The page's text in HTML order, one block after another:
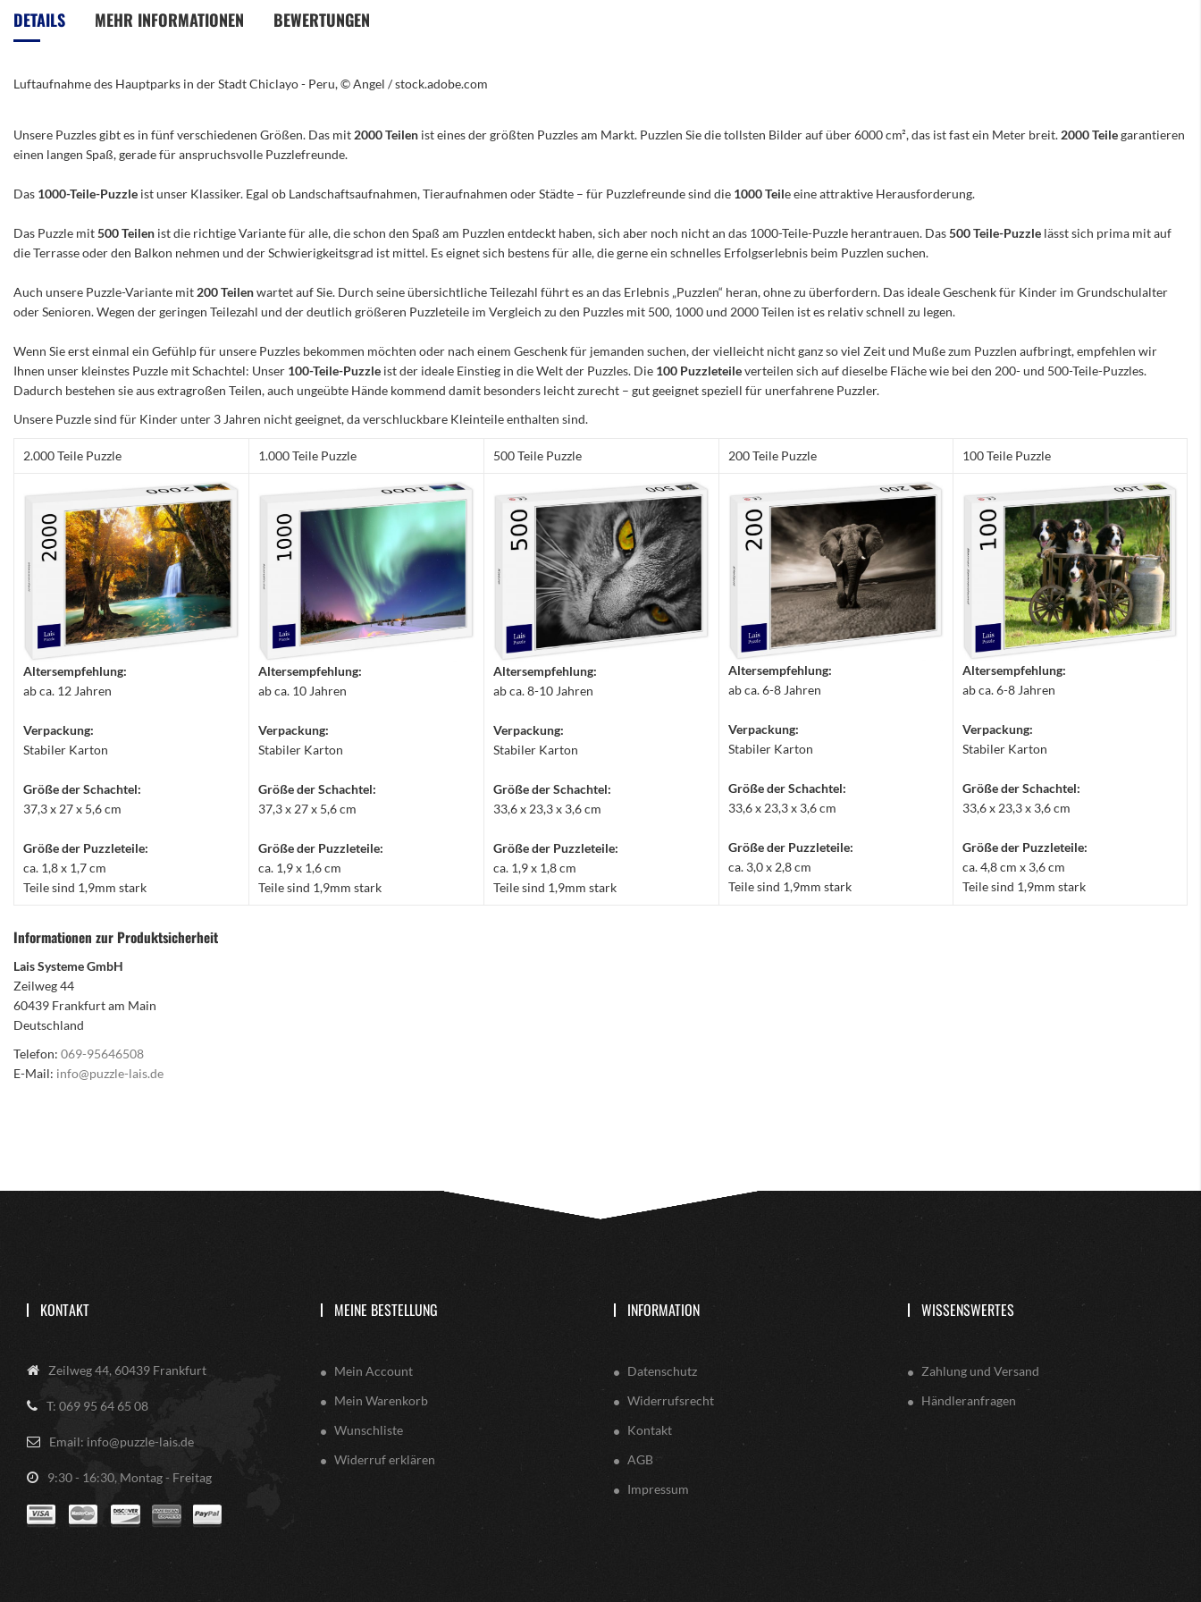
Bildergalerie
springen
DETAILS
Luftaufnahme des Hauptparks in der Stadt Chiclayo - Peru, © Angel / stock.adobe.com
MEHR INFORMATIONEN BEWERTUNGEN
Unsere Puzzles gibt es in fünf verschiedenen Größen. Das mit 2000 Teilen ist eines der größten Puzzles am Markt. Puzzlen Sie die tollsten Bilder auf über 6000 cm², das ist fast ein Meter breit. 2000 Teilegarantieren
einen langen Spaß, gerade für anspruchsvolle Puzzlefreunde.
Das 1000-Teile-Puzzle ist unser Klassiker. Egal ob Landschaftsaufnahmen, Tieraufnahmen oder Städte – für Puzzlefreunde sind die 1000 Teile eine attraktive Herausforderung.
Das Puzzle mit500 Teilen ist die richtige Variante für alle, die schon den Spaß am Puzzlen entdeckt haben, sich aber noch nicht an das 1000-Teile-Puzzle herantrauen. Das500 Teile-Puzzle lässt sich prima mit auf
die Terrasse oder den Balkon nehmen und der Schwierigkeitsgrad ist mittel. Es eignet sich bestens für alle, die gerne ein schnelles Erfolgserlebnis beim Puzzlen suchen.
Auch unsere Puzzle-Variante mit 200 Teilenwartet auf Sie. Durch seine übersichtliche Teilezahl führt es an das Erlebnis „Puzzlen“ heran, ohne zu überfordern. Das ideale Geschenk für Kinder im Grundschulalter
oder Senioren. Wegen der geringen Teilezahl und der deutlich größeren Puzzleteile im Vergleich zu den Puzzles mit 500, 1000 und 2000 Teilen ist es relativ schnell zu legen.
Wenn Sie erst einmal ein Gefühlp für unsere Puzzles bekommen möchten oder nach einem Geschenk für jemanden suchen, der vielleicht nicht ganz so viel Zeit und Muße zum Puzzlen aufbringt, empfehlen wir
Ihnen unser kleinstes Puzzle mit Schachtel: Unser 100-Teile-Puzzle ist der ideale Einstieg in die Welt der Puzzles. Die 100 Puzzleteileverteilen sich auf dieselbe Fläche wie bei den 200- und 500-Teile-Puzzles.
Dadurch bestehen sie aus extragroßen Teilen, auch ungeübte Hände kommend damit besonders leicht zurecht – gut geeignet speziell für unerfahrene Puzzler.
Unsere Puzzle sind für Kinder unter 3 Jahren nicht geeignet, da verschluckbare Kleinteile enthalten sind.
2.000 Teile Puzzle 1.000 Teile Puzzle 500 Teile Puzzle 200 Teile Puzzle 100 Teile Puzzle
Altersempfehlung:
ab ca. 12 Jahren
Verpackung:
Stabiler Karton
Größe der Schachtel:
37,3 x 27 x 5,6 cm
Größe der Puzzleteile:
ca. 1,8 x 1,7 cm
Teile sind 1,9mm stark
Altersempfehlung:
ab ca. 10 Jahren
Verpackung:
Stabiler Karton
Größe der Schachtel:
37,3 x 27 x 5,6 cm
Größe der Puzzleteile:
ca. 1,9 x 1,6 cm
Teile sind 1,9mm stark
Altersempfehlung:
ab ca. 8-10 Jahren
Verpackung:
Stabiler Karton
Größe der Schachtel:
33,6 x 23,3 x 3,6 cm
Größe der Puzzleteile:
ca. 1,9 x 1,8 cm
Teile sind 1,9mm stark
Altersempfehlung:
ab ca. 6-8 Jahren
Verpackung:
Stabiler Karton
Größe der Schachtel:
33,6 x 23,3 x 3,6 cm
Größe der Puzzleteile:
ca. 3,0 x 2,8 cm
Teile sind 1,9mm stark
Altersempfehlung:
ab ca. 6-8 Jahren
Verpackung:
Stabiler Karton
Größe der Schachtel:
33,6 x 23,3 x 3,6 cm
Größe der Puzzleteile:
ca. 4,8 cm x 3,6 cm
Teile sind 1,9mm stark
Informationen zur Produktsicherheit
Lais Systeme GmbH
Zeilweg 44
60439 Frankfurt am Main
Deutschland
Telefon: 069-95646508
E-Mail: info@puzzle-lais.de
KONTAKT
Zeilweg 44, 60439 Frankfurt
T: 069 95 64 65 08
Email: info@puzzle-lais.de
9:30 - 16:30, Montag - Freitag
MEINE BESTELLUNG
Mein Account
Mein Warenkorb
Wunschliste
Widerruf erklären
INFORMATION
Datenschutz
Widerrufsrecht
Kontakt
AGB
Impressum
WISSENSWERTES
Zahlung und Versand
Händleranfragen